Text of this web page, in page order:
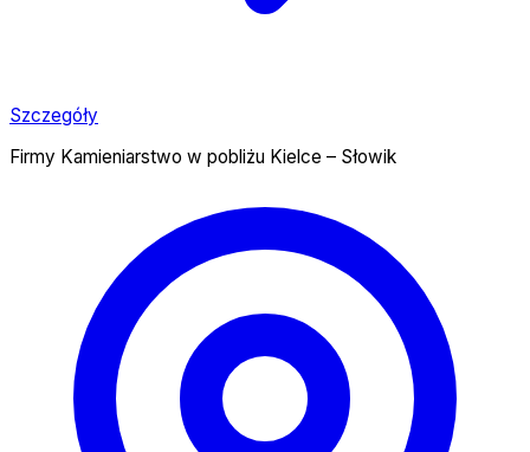
Szczegóły
Firmy Kamieniarstwo w pobliżu Kielce – Słowik